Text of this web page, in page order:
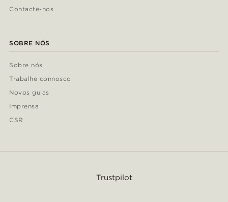
Contacte-nos
SOBRE NÓS
Sobre nós
Trabalhe connosco
Novos guias
Imprensa
CSR
Trustpilot